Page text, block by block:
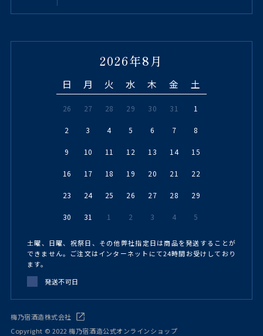
2026年8月
日 月 火 水 木 金 土
26 27 28 29 30 31 1
2 3 4 5 6 7 8
9 10 11 12 13 14 15
16 17 18 19 20 21 22
23 24 25 26 27 28 29
30 31 1 2 3 4 5
土曜、日曜、祝祭日、その他弊社指定日は商品を発送することが
できません。ご注文はインターネットにて24時間お受けしており
ます。
発送不可日
梅乃宿酒造株式会社
Copyright © 2022 梅乃宿酒造公式オンラインショップ